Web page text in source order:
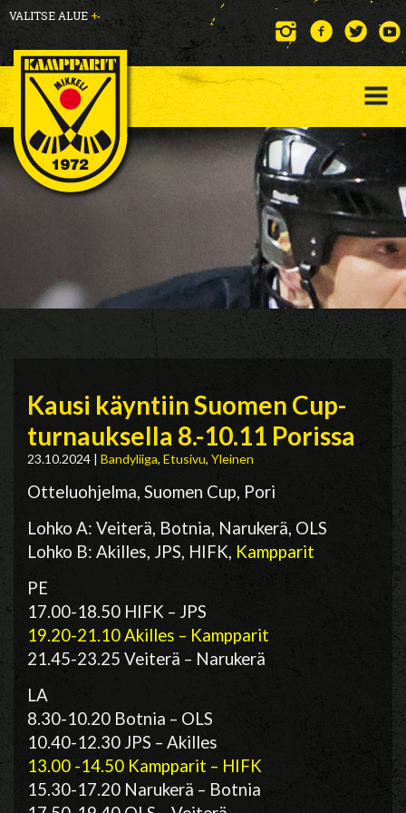
VALITSE ALUE +
Kausi käyntiin Suomen Cup-
turnauksella 8.-10.11 Porissa
23.10.2024 | Bandyliiga, Etusivu, Yleinen
Otteluohjelma, Suomen Cup, Pori
Lohko A: Veiterä, Botnia, Narukerä, OLS
Lohko B: Akilles, JPS, HIFK, Kampparit
PE
17.00-18.50 HIFK – JPS
19.20-21.10 Akilles – Kampparit
21.45-23.25 Veiterä – Narukerä
LA
8.30-10.20 Botnia – OLS
10.40-12.30 JPS – Akilles
13.00 -14.50 Kampparit – HIFK
15.30-17.20 Narukerä – Botnia